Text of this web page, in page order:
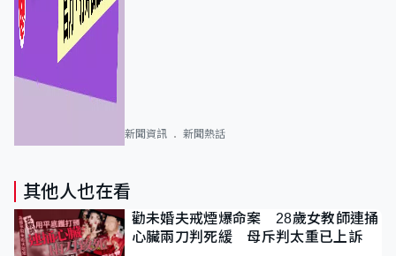
新聞資訊 新聞熱話
其他人也在看
勸未婚夫戒煙爆命案 28歲女教師連捅
心臟兩刀判死緩 母斥判太重已上訴